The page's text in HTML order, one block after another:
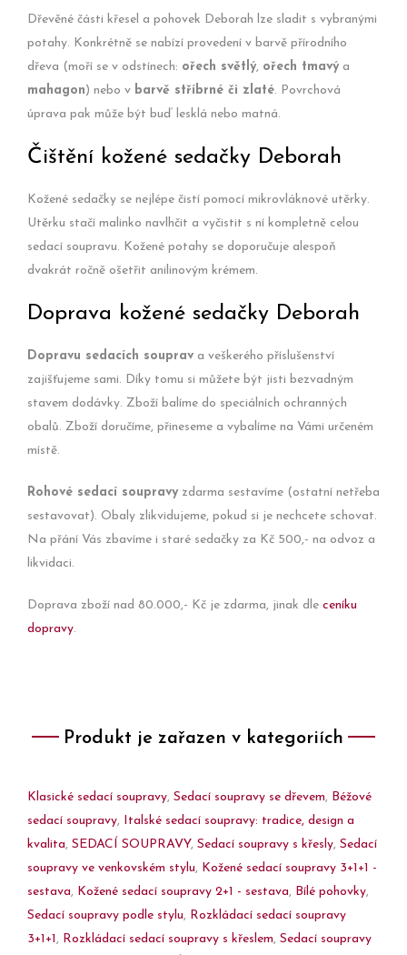
Dřevěné části křesel a pohovek Deborah lze sladit s vybranými
potahy. Konkrétně se nabízí provedení v barvě přírodního
dřeva (moří se v odstínech: ořech světlý, ořech tmavý a
mahagon) nebo v barvě stříbrné či zlaté. Povrchová
úprava pak může být buď lesklá nebo matná.
Čištění kožené sedačky Deborah
Kožené sedačky se nejlépe čistí pomocí mikrovláknové utěrky.
Utěrku stačí malinko navlhčit a vyčistit s ní kompletně celou
sedací soupravu. Kožené potahy se doporučuje alespoň
dvakrát ročně ošetřit anilinovým krémem.
Doprava kožené sedačky Deborah
Dopravu sedacích souprav a veškerého příslušenství
zajišťujeme sami. Díky tomu si můžete být jisti bezvadným
stavem dodávky. Zboží balíme do speciálních ochranných
obalů. Zboží doručíme, přineseme a vybalíme na Vámi určeném
místě.
Rohové sedací soupravy zdarma sestavíme (ostatní netřeba
sestavovat). Obaly zlikvidujeme, pokud si je nechcete schovat.
Na přání Vás zbavíme i staré sedačky za Kč 500,- na odvoz a
likvidaci.
Doprava zboží nad 80.000,- Kč je zdarma, jinak dle ceníku
dopravy.
Produkt je zařazen v kategoriích
Klasické sedací soupravy, Sedací soupravy se dřevem, Béžové
sedací soupravy, Italské sedací soupravy: tradice, design a
kvalita, SEDACÍ SOUPRAVY, Sedací soupravy s křesly, Sedací
soupravy ve venkovském stylu, Kožené sedací soupravy 3+1+1 -
sestava, Kožené sedací soupravy 2+1 - sestava, Bílé pohovky,
Sedací soupravy podle stylu, Rozkládací sedací soupravy
3+1+1, Rozkládací sedací soupravy s křeslem, Sedací soupravy